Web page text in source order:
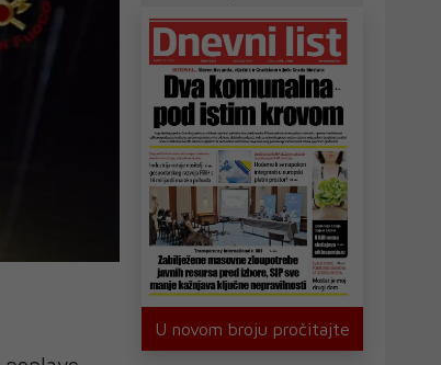
U novom broju pročitajte